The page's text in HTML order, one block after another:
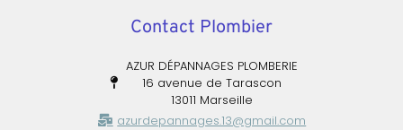
Contact Plombier
AZUR DÉPANNAGES PLOMBERIE
16 avenue de Tarascon
13011 Marseille
azurdepannages.13@gmail.com